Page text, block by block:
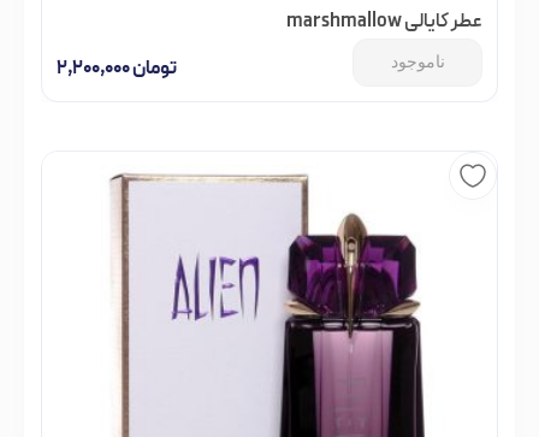
عطر کایالی marshmallow
تومان
ناموجود